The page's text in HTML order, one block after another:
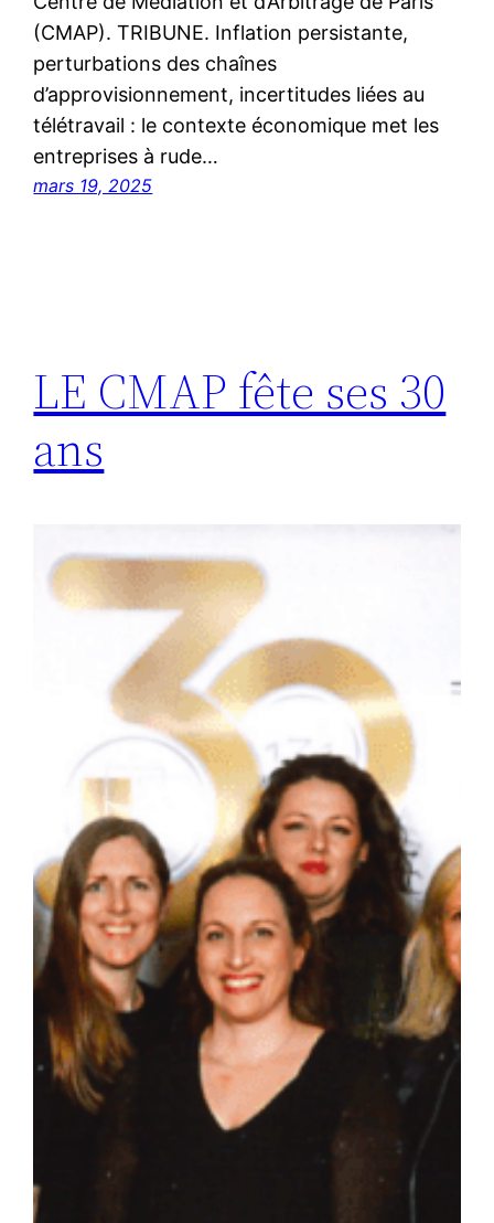
(CMAP). TRIBUNE. Inflation persistante,
perturbations des chaînes
d’approvisionnement, incertitudes liées au
télétravail : le contexte économique met les
entreprises à rude…
mars 19, 2025
LE CMAP fête ses 30
ans